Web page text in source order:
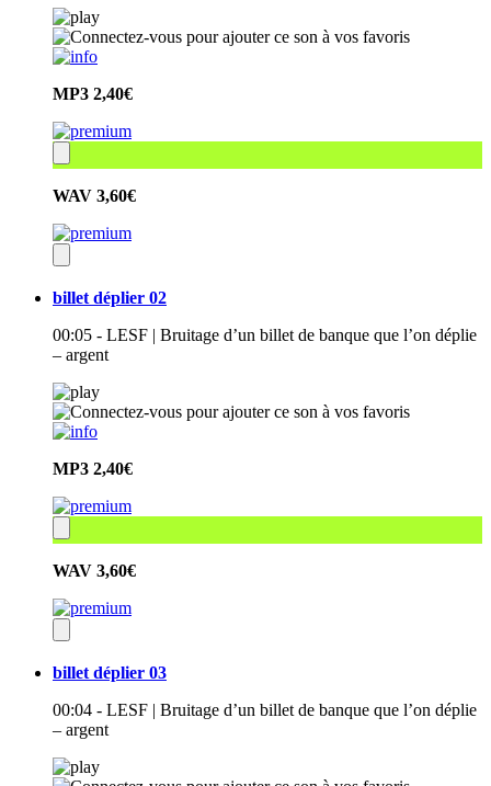
MP3 2,40€
WAV 3,60€
billet déplier 02
00:05 - LESF | Bruitage d’un billet de banque que l’on déplie
– argent
MP3 2,40€
WAV 3,60€
billet déplier 03
00:04 - LESF | Bruitage d’un billet de banque que l’on déplie
– argent